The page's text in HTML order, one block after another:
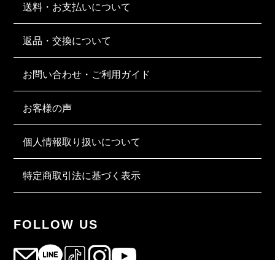
送料・お支払いについて
返品・交換について
お問い合わせ・ご利用ガイド
お客様の声
個人情報取り扱いについて
特定商取引法に基づく表示
FOLLOW US